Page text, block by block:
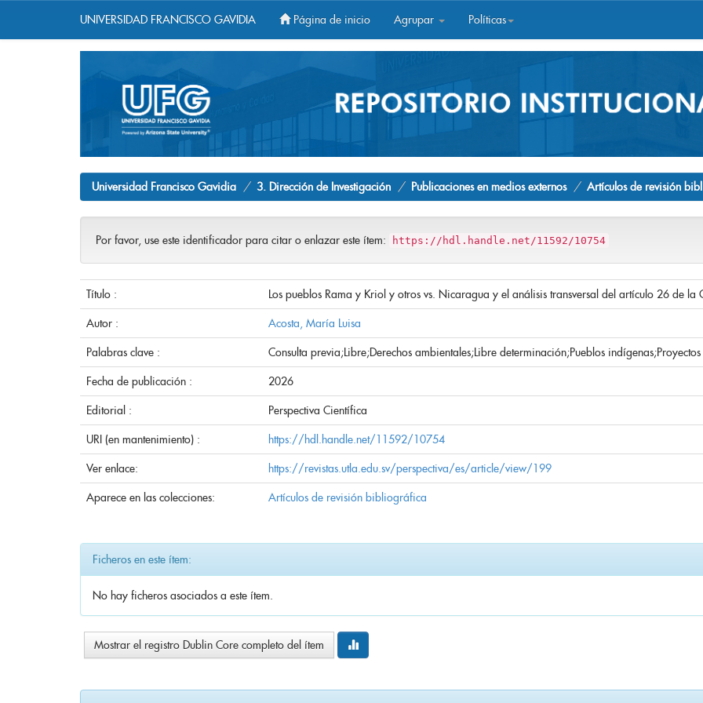
UNIVERSIDAD FRANCISCO GAVIDIA Página de inicio Agrupar Políticas
Universidad Francisco Gavidia 3. Dirección de Investigación Publicaciones en medios externos Artículos de revisión
Por favor, use este identificador para citar o enlazar este ítem: https://hdl.handle.net/11592/10754
Título : Los pueblos Rama y Kriol y otros vs. Nicaragua y el análisis transversal del artículo 26 de la
Autor : Acosta, María Luisa
Palabras clave : Consulta previa;Libre;Derechos ambientales;Libre determinación;Pueblos
Fecha de publicación : 2026
Editorial : Perspectiva Científica
URI (en mantenimiento) : https://hdl.handle.net/11592/10754
Ver enlace: https://revistas.utla.edu.sv/perspectiva/es/article/view/199
Aparece en las colecciones: Artículos de revisión bibliográfica
Ficheros en este ítem:
No hay ficheros asociados a este ítem.
Mostrar el registro Dublin Core completo del ítem